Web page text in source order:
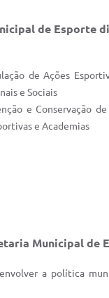
de Esporte
de Ações
e Sociais
e Conservação
e Academias
Municipal de
a política